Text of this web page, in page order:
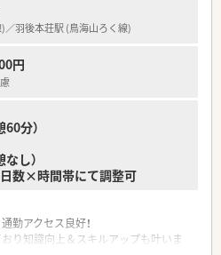
／羽後本荘駅 (鳥海山ろく線)
円
60分）
なし）
数×時間帯にて調整可
勤アクセス良好！
り知識向上＆スキルアップも叶いま